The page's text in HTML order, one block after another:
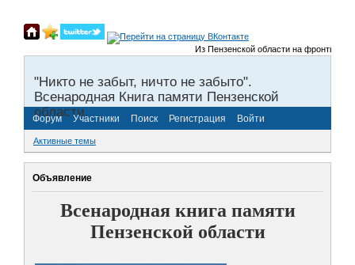
Из Пензенской области на фронты
"Никто не забыт, ничто не забыто".
Всенародная Книга памяти Пензенской
области.
Форум Участники Поиск Регистрация Войти
Активные темы
Объявление
Всенародная книга памяти
Пензенской области